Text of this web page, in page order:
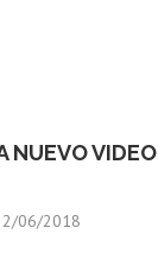
NUEVO VIDEO
06/2018